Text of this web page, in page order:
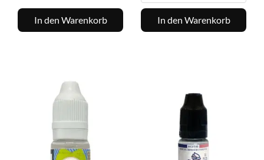
In den Warenkorb In den Warenkorb